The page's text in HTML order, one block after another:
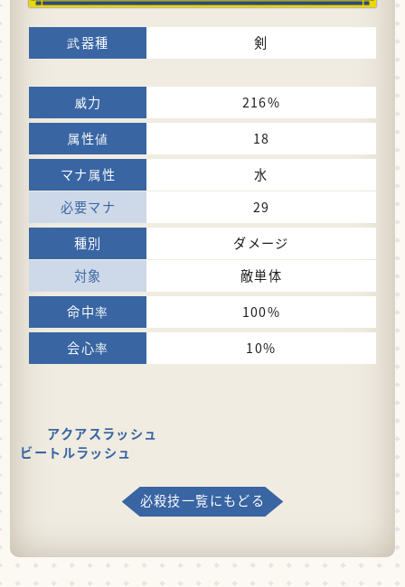
剣
216%
18
水
29
ダメージ
敵単体
100%
10%
アクアスラッシュ
ビートルラッシュ
必殺技一覧にもどる